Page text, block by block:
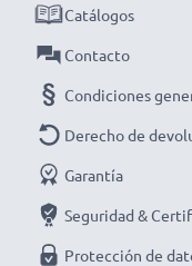
entrega rápida y
Catálogos
Contacto
Condiciones
Derecho de
Garantía
Seguridad &
Protección de